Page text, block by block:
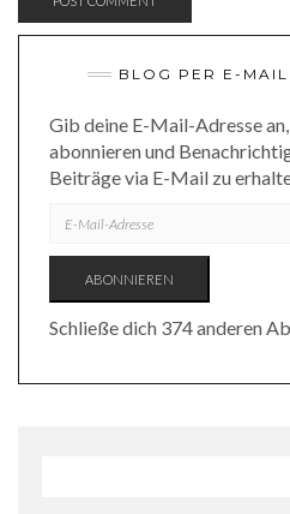
BLOG PER E-
Gib deine E-Mail-Adresse
abonnieren und
Beiträge via E-Mail zu
MAIL-
ABONNIEREN
Schließe dich 374 anderen